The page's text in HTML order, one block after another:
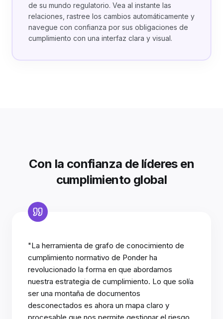
de su mundo regulatorio. Vea al instante las
relaciones, rastree los cambios automáticamente y
navegue con confianza por sus obligaciones de
cumplimiento con una interfaz clara y visual.
Con la confianza de líderes en
cumplimiento global
"La herramienta de grafo de conocimiento de
cumplimiento normativo de Ponder ha
revolucionado la forma en que abordamos
nuestra estrategia de cumplimiento. Lo que solía
ser una montaña de documentos
desconectados es ahora un mapa claro y